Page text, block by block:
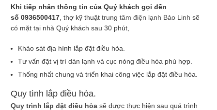
Khi tiếp nhân thông tin của Quý khách gọi đến
số 0936500417 , thợ kỹ thuậttrung tâm điện lạnh Bảo Linhsẽ
có mặt tại nhà Quý khách sau 30 phút,
Khảo sát địa hình lắp đặt điều hòa.
Tư vấn đặt vị trí dàn lạnh và cục nóng điều hòa phù hợp.
Thống nhất chung và triển khai công việc lắp đặt điều hòa.
Quy tình lắp điều hòa.
Quy trình lắp đặt điều hòa sẽ được thực hiện sau quá trình